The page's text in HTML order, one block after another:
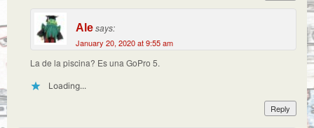
Alesays:
January 20, 2020 at 9:55 am
La de la piscina? Es una GoPro 5.
Loading...
Reply